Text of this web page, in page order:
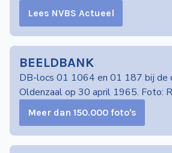
Lees NVBS Actueel
BEELDBANK
DB-locs 01 1064 en 01 187 bij de
Oldenzaal op 30 april 1965. Foto:
Meer dan 150.000 foto's